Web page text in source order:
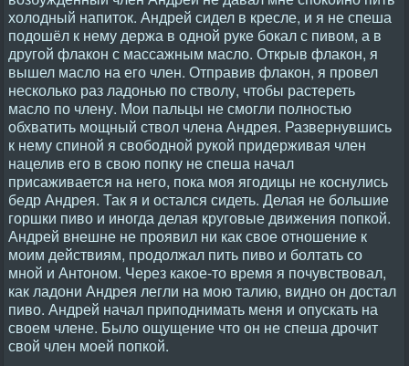
холодный напиток. Андрей сидел в кресле, и я не спеша
подошёл к нему держа в одной руке бокал с пивом, а в
другой флакон с массажным масло. Открыв флакон, я
вышел масло на его член. Отправив флакон, я провел
несколько раз ладонью по стволу, чтобы растереть
масло по члену. Мои пальцы не смогли полностью
обхватить мощный ствол члена Андрея. Развернувшись
к нему спиной я свободной рукой придерживая член
нацелив его в свою попку не спеша начал
присаживается на него, пока моя ягодицы не коснулись
бедр Андрея. Так я и остался сидеть. Делая не большие
горшки пиво и иногда делая круговые движения попкой.
Андрей внешне не проявил ни как свое отношение к
моим действиям, продолжал пить пиво и болтать со
мной и Антоном. Через какое-то время я почувствовал,
как ладони Андрея легли на мою талию, видно он достал
пиво. Андрей начал приподнимать меня и опускать на
своем члене. Было ощущение что он не спеша дрочит
свой член моей попкой.